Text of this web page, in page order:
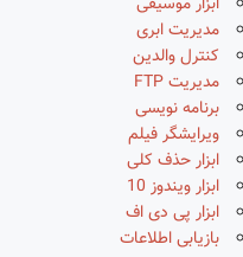
مدیریت ابری
کنترل والدین
مدیریت FTP
برنامه نویسی
ویرایشگر فیلم
ابزار حذف کلی
ابزار ویندوز 10
ابزار پی دی اف
بازیابی اطلاعات